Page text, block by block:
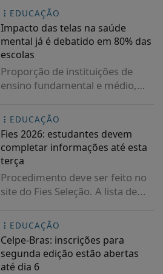
EDUCAÇÃO
Impacto das telas na saúde
mental já é debatido em 80% das
escolas
Proporção de instituições de
ensino fundamental e médio,
EDUCAÇÃO
Fies 2026: estudantes devem
completar informações até esta
terça
Procedimento deve ser feito no
site do Fies Seleção. A lista de...
EDUCAÇÃO
Celpe-Bras: inscrições para
segunda edição estão abertas
até dia 6